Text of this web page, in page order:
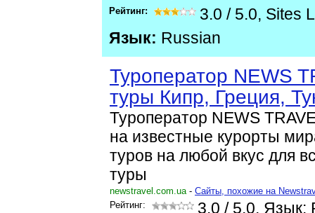
Рейтинг: 3.0 / 5.0, Sites
Язык: Russian
Туроператор NEWS
туры Кипр, Греция,
Туроператор NEWS
на известные курорты
туров на любой вкус для
туры
newstravel.com.ua- Cайты, похожие на
Рейтинг:
3.0 / 5.0, Язык: